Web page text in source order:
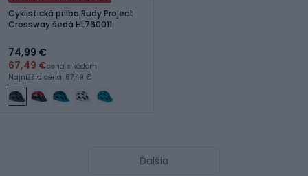
Cyklistická prilba Rudy Project
Crossway šedá HL760011
74,99 €
67,49 €cena s kódom
Najnižšia cena: 67,49 €
Ďalšia